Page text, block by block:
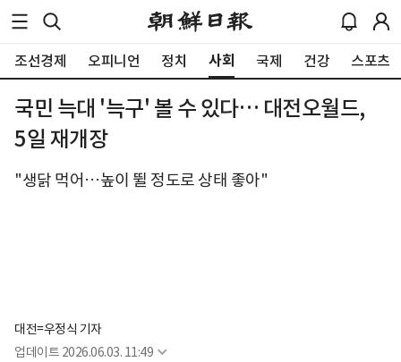
조선경제 오피니언 정치 사회 국제 건강 스포츠
국민 늑대 '늑구' 볼 수 있다… 대전오월드,
5일 재개장
"생닭 먹어…높이 뛸 정도로 상태 좋아"
대전=우정식 기자
업데이트 2026.06.03. 11:49